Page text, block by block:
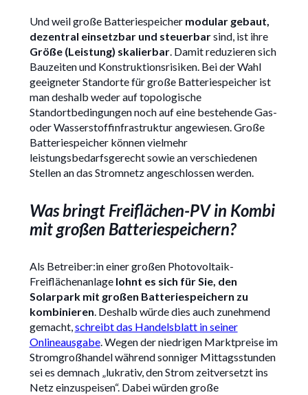
Und weil große Batteriespeicher modular gebaut,
dezentral einsetzbar und steuerbarsind, ist ihre
Größe (Leistung) skalierbar. Damit reduzieren sich
Bauzeiten und Konstruktionsrisiken. Bei der Wahl
geeigneter Standorte für große Batteriespeicher ist
man deshalb weder auf topologische
Standortbedingungen noch auf eine bestehende Gas-
oder Wasserstoffinfrastruktur angewiesen. Große
Batteriespeicher können vielmehr
leistungsbedarfsgerecht sowie an verschiedenen
Stellen an das Stromnetz angeschlossen werden.
Was bringt Freiflächen-PV in Kombi
mit großen Batteriespeichern?
Als Betreiber:in einer großen Photovoltaik-
Freiflächenanlage lohnt es sich für Sie, den
Solarpark mit großen Batteriespeichern zu
kombinieren. Deshalb würde dies auch zunehmend
gemacht,schreibt das Handelsblatt in seiner
Onlineausgabe. Wegen der niedrigen Marktpreise im
Stromgroßhandel während sonniger Mittagsstunden
sei es demnach „lukrativ, den Strom zeitversetzt ins
Netz einzuspeisen“. Dabei würden große